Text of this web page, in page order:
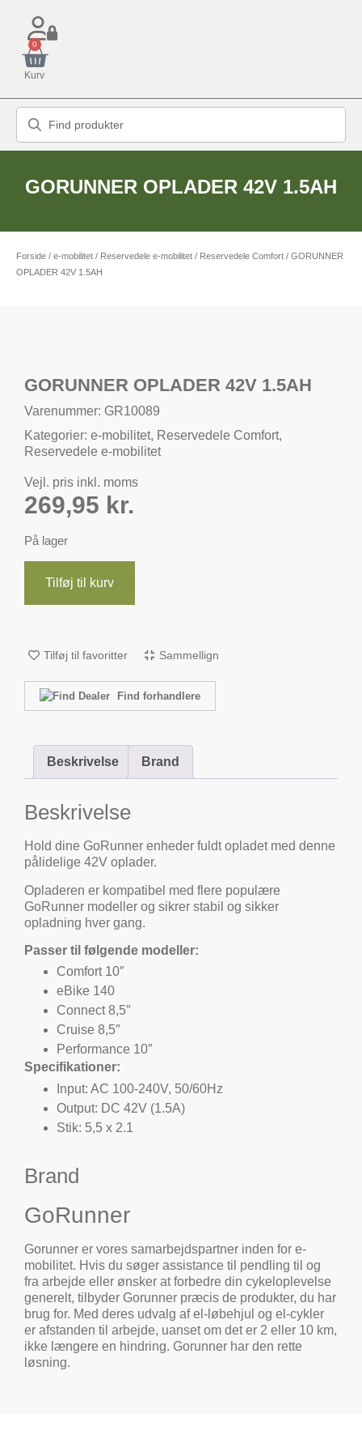
0
Kurv
GORUNNER OPLADER 42V 1.5AH
Forside / e-mobilitet / Reservedele e-mobilitet / Reservedele Comfort / GORUNNER
OPLADER 42V 1.5AH
GORUNNER OPLADER 42V 1.5AH
Varenummer: GR10089
Kategorier: e-mobilitet, Reservedele Comfort,
Reservedele e-mobilitet
Vejl. pris inkl. moms
269,95 kr.
På lager
Tilføj til kurv
Tilføj til favoritter Sammellign
Find forhandlere
Beskrivelse Brand
Beskrivelse
Hold dine GoRunner enheder fuldt opladet med denne
pålidelige 42V oplader.
Opladeren er kompatibel med flere populære
GoRunner modeller og sikrer stabil og sikker
opladning hver gang.
Passer til følgende modeller:
Comfort 10″
eBike 140
Connect 8,5″
Cruise 8,5″
Performance 10″
Specifikationer:
Input: AC 100-240V, 50/60Hz
Output: DC 42V (1.5A)
Stik: 5,5 x 2.1
Brand
GoRunner
Gorunner er vores samarbejdspartner inden for e-
mobilitet. Hvis du søger assistance til pendling til og
fra arbejde eller ønsker at forbedre din cykeloplevelse
generelt, tilbyder Gorunner præcis de produkter, du har
brug for. Med deres udvalg af el-løbehjul og el-cykler
er afstanden til arbejde, uanset om det er 2 eller 10 km,
ikke længere en hindring. Gorunner har den rette
løsning.